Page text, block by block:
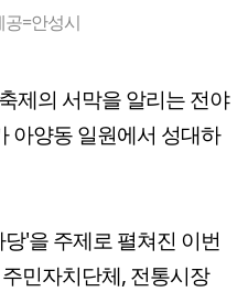
=안성시
제의 서막을 알리는 전야
아양동 일원에서 성대하
'을 주제로 펼쳐진 이번
민자치단체, 전통시장